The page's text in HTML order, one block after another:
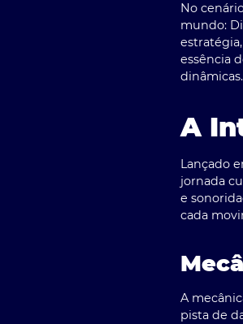
No
mundo:
essência
dinâmicas.
A
Lançado
jornada
e
cada
A
pista de